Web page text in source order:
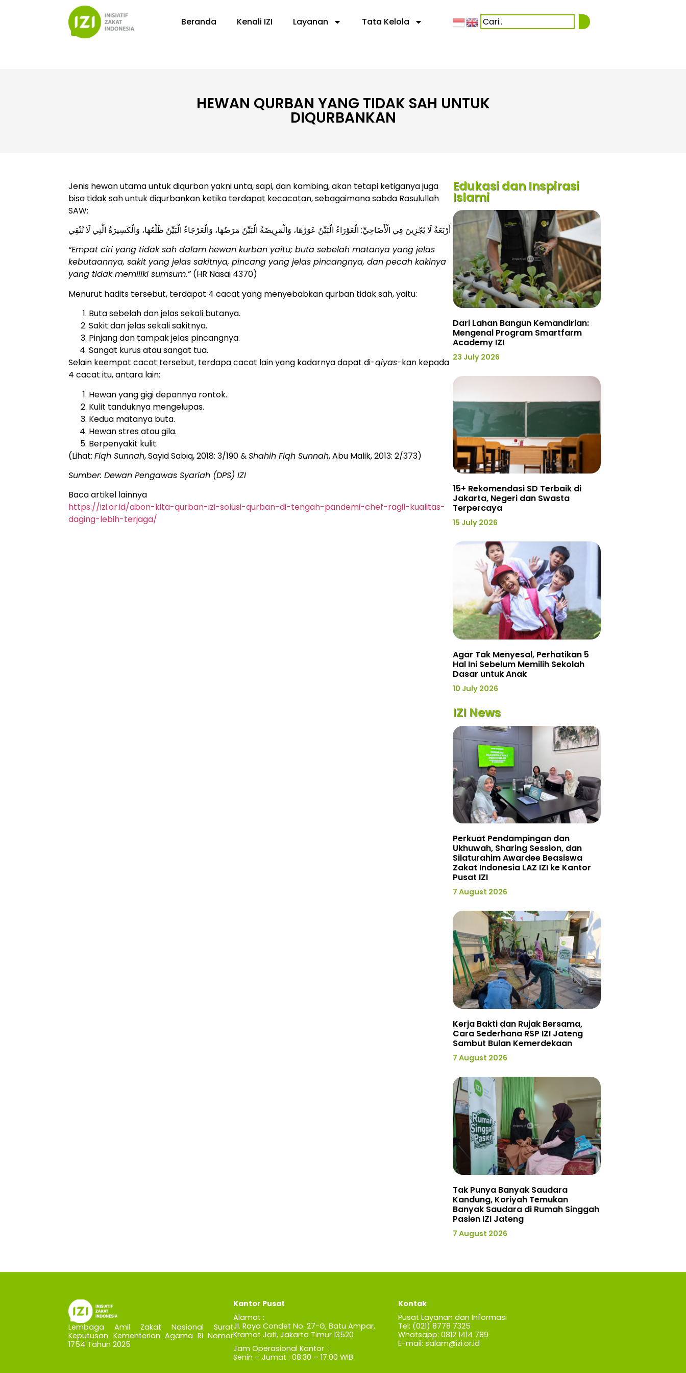
Beranda Kenali IZI Layanan Tata Kelola
HEWAN QURBAN YANG TIDAK SAH UNTUK
DIQURBANKAN
Jenis hewan utama untuk diqurban yakni unta, sapi, dan kambing, akan tetapi ketiganya juga
bisa tidak sah untuk diqurbankan ketika terdapat kecacatan, sebagaimana sabda Rasulullah
SAW:
أَرْبَعَةٌ لَا يُجْزِينَ فِي الْأَضَاحِيِّ: الْعَوْرَاءُ الْبَيِّنُ عَوَرُهَا، وَالْمَرِيضَةُ الْبَيِّنُ مَرَضُهَا، وَالْعَرْجَاءُ الْبَيِّنُ ظَلْعُهَا، وَالْكَسِيرَةُ الَّتِي لَا تُنْقِي
“Empat ciri yang tidak sah dalam hewan kurban yaitu; buta sebelah matanya yang jelas
kebutaannya, sakit yang jelas sakitnya, pincang yang jelas pincangnya, dan pecah kakinya
yang tidak memiliki sumsum.” (HR Nasai 4370)
Menurut hadits tersebut, terdapat 4 cacat yang menyebabkan qurban tidak sah, yaitu:
Buta sebelah dan jelas sekali butanya.
Sakit dan jelas sekali sakitnya.
Pinjang dan tampak jelas pincangnya.
Sangat kurus atau sangat tua.
Selain keempat cacat tersebut, terdapa cacat lain yang kadarnya dapat di-qiyas-kan kepada
4 cacat itu, antara lain:
Hewan yang gigi depannya rontok.
Kulit tanduknya mengelupas.
Kedua matanya buta.
Hewan stres atau gila.
Berpenyakit kulit.
(Lihat:Fiqh Sunnah, Sayid Sabiq, 2018: 3/190 &Shahih Fiqh Sunnah, Abu Malik, 2013: 2/373)
Sumber: Dewan Pengawas Syariah (DPS) IZI
Baca artikel lainnya
https://izi.or.id/abon-kita-qurban-izi-solusi-qurban-di-tengah-pandemi-chef-ragil-kualitas-
daging-lebih-terjaga/
Edukasi dan Inspirasi
Islami
Dari Lahan Bangun Kemandirian:
Mengenal Program Smartfarm
Academy IZI
23 July 2026
15+ Rekomendasi SD Terbaik di
Jakarta, Negeri dan Swasta
Terpercaya
15 July 2026
Agar Tak Menyesal, Perhatikan 5
Hal Ini Sebelum Memilih Sekolah
Dasar untuk Anak
10 July 2026
IZI News
Perkuat Pendampingan dan
Ukhuwah, Sharing Session, dan
Silaturahim Awardee Beasiswa
Zakat Indonesia LAZ IZI ke Kantor
Pusat IZI
7 August 2026
Kerja Bakti dan Rujak Bersama,
Cara Sederhana RSP IZI Jateng
Sambut Bulan Kemerdekaan
7 August 2026
Tak Punya Banyak Saudara
Kandung, Koriyah Temukan
Banyak Saudara di Rumah Singgah
Pasien IZI Jateng
7 August 2026
Lembaga Amil Zakat Nasional Surat
Keputusan Kementerian Agama RI Nomor
1754 Tahun 2025
Kantor Pusat
Alamat :
Jl. Raya Condet No. 27-G, Batu Ampar,
Kramat Jati, Jakarta Timur 13520
Jam Operasional Kantor :
Senin – Jumat : 08.30 – 17.00 WIB
Kontak
Pusat Layanan dan Informasi
Tel: (021) 8778 7325
Whatsapp: 0812 1414 789
E-mail: salam@izi.or.id